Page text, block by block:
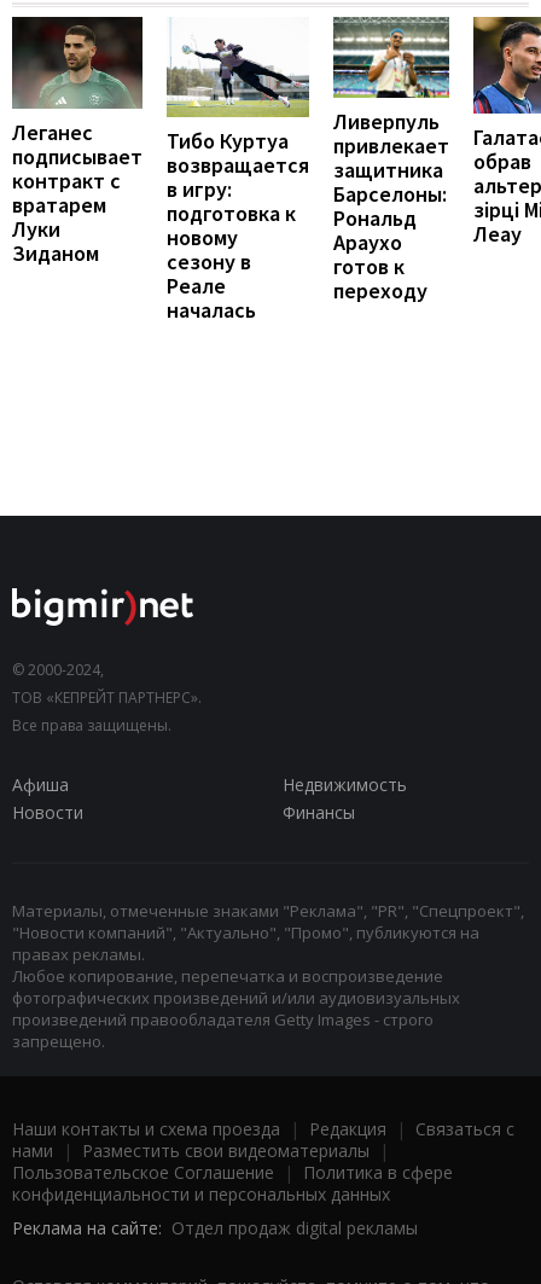
Леганес
подписывает
контракт с
вратарем
Луки
Зиданом
Тибо Куртуа
возвращается
в игру:
подготовка к
новому
сезону в
Реале
началась
Ливерпуль
привлекает
защитника
Барселоны:
Рональд
Араухо
готов к
переходу
обрав
зірці
Леау
© 2000-2024,
ТОВ «КЕПРЕЙТ ПАРТНЕРС».
Все права защищены.
Афиша
Недвижимость
Новости
Финансы
Материалы, отмеченные знаками "Реклама", "PR", "Спецпроект",
"Новости компаний", "Актуально", "Промо", публикуются на
правах рекламы.
Любое копирование, перепечатка и воспроизведение
фотографических произведений и/или аудиовизуальных
произведений правообладателя Getty Images - строго
запрещено.
Наши контакты и схема проезда | Редакция | Связаться с
нами | Разместить свои видеоматериалы |
Пользовательское Соглашение |
Политика в сфере
конфиденциальности и персональных данных
Реклама на сайте: Отдел продаж digital рекламы